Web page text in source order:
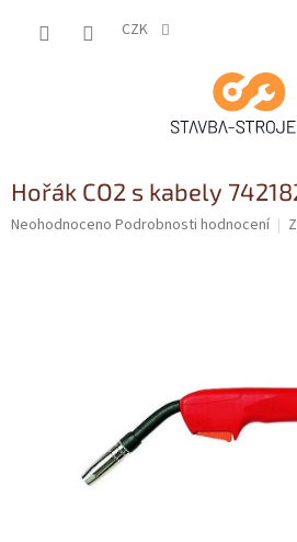
CZK
Hořák CO2 s kabely
Průměrné
Neohodnoceno Podrobnosti hodnocení